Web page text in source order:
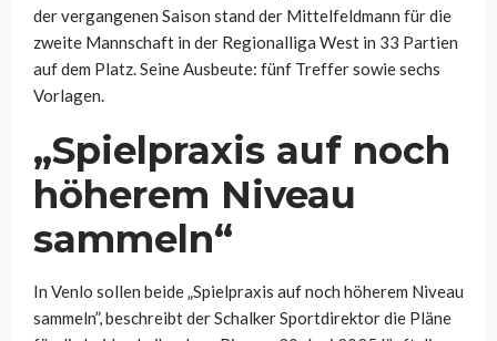
der vergangenen Saison stand der Mittelfeldmann für die
zweite Mannschaft in der Regionalliga West in 33 Partien
auf dem Platz. Seine Ausbeute: fünf Treffer sowie sechs
Vorlagen.
„Spielpraxis auf noch
höherem Niveau
sammeln“
In Venlo sollen beide „Spielpraxis auf noch höherem Niveau
sammeln”, beschreibt der Schalker Sportdirektor die Pläne